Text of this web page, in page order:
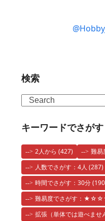
検索
Search
キーワードでさがす
2人から (427) 難
人数でさがす：4人 (287)
時間でさがす：30分
難易度でさがす：
拡張（単体では遊べませ